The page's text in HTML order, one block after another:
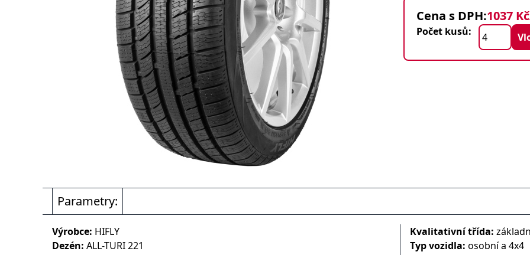
Cena s DPH:1037
Počet kusů:
Parametry:
Výrobce: HIFLY
Dezén: ALL-TURI 221
Kvalitativní třída:
Typ vozidla: osobní a 4x4